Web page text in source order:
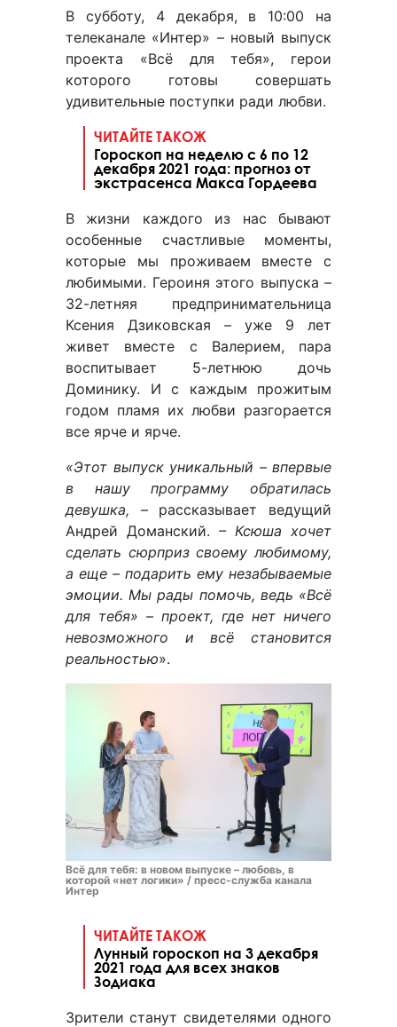
В субботу, 4 декабря, в 10:00 на
телеканале «Интер» – новый выпуск
проекта «Всё для тебя», герои
которого готовы совершать
удивительные поступки ради любви.
ЧИТАЙТЕ ТАКОЖ
Гороскоп на неделю с 6 по 12
декабря 2021 года: прогноз от
экстрасенса Макса Гордеева
В жизни каждого из нас бывают
особенные счастливые моменты,
которые мы проживаем вместе с
любимыми. Героиня этого выпуска –
32-летняя предпринимательница
Ксения Дзиковская – уже 9 лет
живет вместе с Валерием, пара
воспитывает 5-летнюю дочь
Доминику. И с каждым прожитым
годом пламя их любви разгорается
все ярче и ярче.
«Этот выпуск уникальный – впервые
в нашу программу обратилась
девушка, – рассказывает ведущий
Андрей Доманский. – Ксюша хочет
сделать сюрприз своему любимому,
а еще – подарить ему незабываемые
эмоции. Мы рады помочь, ведь «Всё
для тебя» – проект, где нет ничего
невозможного и всё становится
реальностью».
Всё для тебя: в новом выпуске – любовь, в
которой «нет логики» / пресс-служба канала
Интер
ЧИТАЙТЕ ТАКОЖ
Лунный гороскоп на 3 декабря
2021 года для всех знаков
Зодиака
Зрители станут свидетелями одного